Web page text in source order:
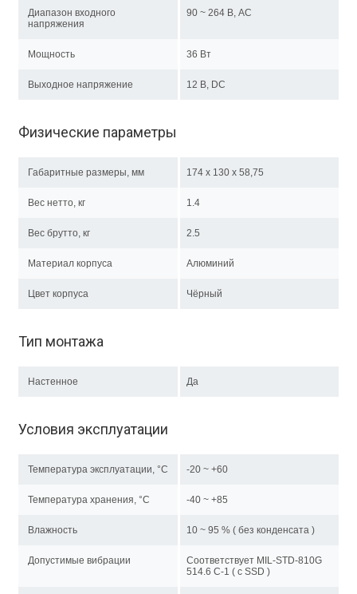
Диапазон входного
напряжения
90 ~ 264 В, AC
Мощность 36 Вт
Выходное напряжение 12 В, DC
Физические параметры
Габаритные размеры, мм 174 х 130 х 58,75
Вес нетто, кг 1.4
Вес брутто, кг 2.5
Материал корпуса Алюминий
Цвет корпуса Чёрный
Тип монтажа
Настенное Да
Условия эксплуатации
Температура эксплуатации, °C -20 ~ +60
Температура хранения, °C -40 ~ +85
Влажность 10 ~ 95 % ( без конденсата )
Допустимые вибрации
Соответствует MIL-STD-810G
514.6 C-1 ( с SSD )